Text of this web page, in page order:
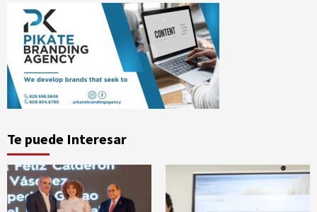
Te puede Interesar